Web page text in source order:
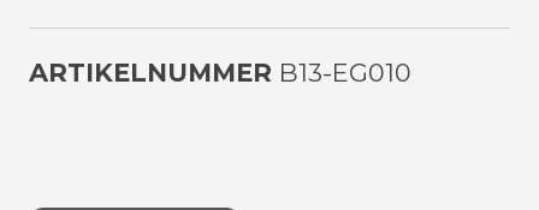
ARTIKELNUMMER B13-EG010